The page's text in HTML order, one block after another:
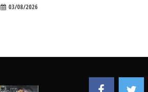
03/08/2026